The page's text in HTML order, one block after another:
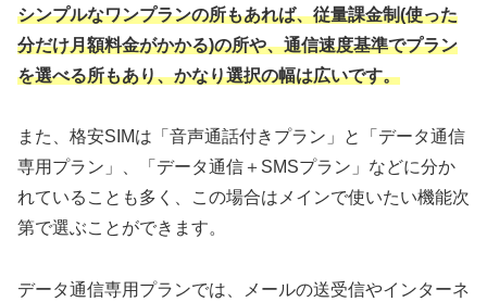
シンプルなワンプランの所もあれば、従量課金制(使った
分だけ月額料金がかかる)の所や、通信速度基準でプラン
を選べる所もあり、かなり選択の幅は広いです。
また、格安SIMは「音声通話付きプラン」と「データ通信
専用プラン」、「データ通信＋SMSプラン」などに分か
れていることも多く、この場合はメインで使いたい機能次
第で選ぶことができます。
データ通信専用プランでは、メールの送受信やインターネ